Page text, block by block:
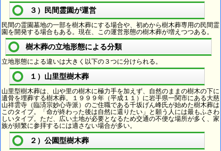
３）民間霊園が運営
民間の霊園墓地の一部を樹木葬にする場合や、初めから樹木葬専用の民間霊
園を開発する場合もある。現在、この運営形態の樹木葬が増えつつある。
樹木葬の立地形態による分類
立地形態による違いは大きく以下の３つに分けられる。
１）山里型樹木葬
山里型樹木葬は、山や里の樹木に極力手を加えず、自然のままの樹木の下に
遺骨を埋葬する樹木葬。１９９９年（平成１１）に岩手県一関市にある大慈
山祥雲寺（臨済宗妙心寺派）のご住職である千坂げん峰氏が始めた樹木葬は
このタイプ。「命が終わった後は自然に還りたい」と願う人には最もふさわ
しいタイプ。ただ、広い土地が必要となるため交通の不便な場所が多く、家
族が頻繁に参拝するには適さない場合が多い。
２）公園型樹木葬